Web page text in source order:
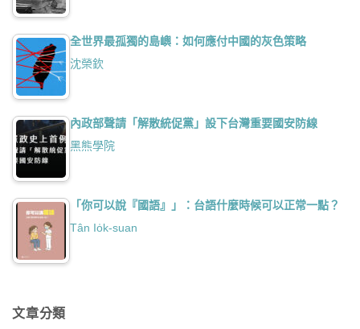
全世界最孤獨的島嶼：如何應付中國的灰色策略
沈榮欽
內政部聲請「解散統促黨」設下台灣重要國安防線
黑熊學院
「你可以說『國語』」：台語什麼時候可以正常一點？
Tân Io̍k-suan
文章分類